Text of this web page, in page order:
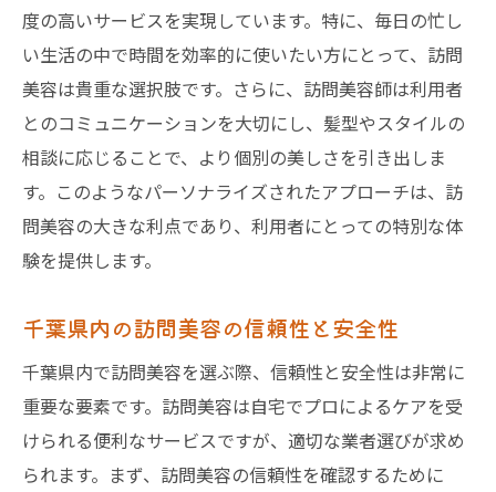
度の高いサービスを実現しています。特に、毎日の忙し
い生活の中で時間を効率的に使いたい方にとって、訪問
美容は貴重な選択肢です。さらに、訪問美容師は利用者
とのコミュニケーションを大切にし、髪型やスタイルの
相談に応じることで、より個別の美しさを引き出しま
す。このようなパーソナライズされたアプローチは、訪
問美容の大きな利点であり、利用者にとっての特別な体
験を提供します。
千葉県内の訪問美容の信頼性と安全性
千葉県内で訪問美容を選ぶ際、信頼性と安全性は非常に
重要な要素です。訪問美容は自宅でプロによるケアを受
けられる便利なサービスですが、適切な業者選びが求め
られます。まず、訪問美容の信頼性を確認するために